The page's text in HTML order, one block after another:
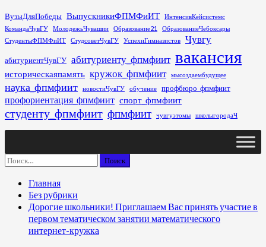
Перейти
к
содержимому
ВузыДляПобеды ВыпускникиФПМФиИТ
ИнтенсивКейсистемс
КомандаЧувГУ
МолодежьЧувашии Образование21
ОбразованиеЧебоксары
СтудентыФПМФиИТ
СтудсоветЧувГУ УспехиГимназистов Чувгу
абитуриентЧувГУ абитуриенту_фпмфиит вакансия
историческаяпамять кружок_фпмфиит мысоздаембудущее
наука_фпмфиит новостиЧувГУ обучение профбюро_фпмфиит
профориентация_фпмфиит спорт_фпмфиит
студенту_фпмфиит фпмфиит чувгуэтомы школыгородаЧ
Основное
Найти:
Главная
Без рубрики
Дорогие школьники! Приглашаем Вас принять участие в
первом тематическом занятии математического
интернет-кружка